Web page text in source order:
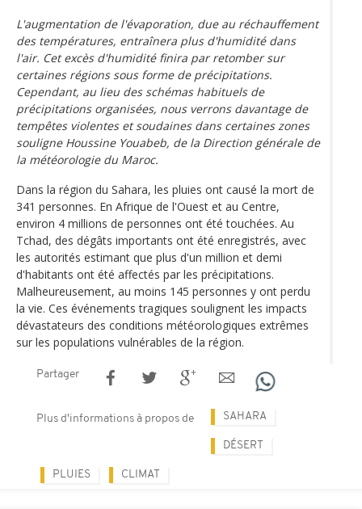
L'augmentation de l'évaporation, due au réchauffement
des températures, entraînera plus d'humidité dans
l'air. Cet excès d'humidité finira par retomber sur
certaines régions sous forme de précipitations.
Cependant, au lieu des schémas habituels de
précipitations organisées, nous verrons davantage de
tempêtes violentes et soudaines dans certaines zones
souligne Houssine Youabeb, de la Direction générale de
la météorologie du Maroc.
Dans la région du Sahara, les pluies ont causé la mort de
341 personnes. En Afrique de l'Ouest et au Centre,
environ 4 millions de personnes ont été touchées. Au
Tchad, des dégâts importants ont été enregistrés, avec
les autorités estimant que plus d'un million et demi
d'habitants ont été affectés par les précipitations.
Malheureusement, au moins 145 personnes y ont perdu
la vie. Ces événements tragiques soulignent les impacts
dévastateurs des conditions météorologiques extrêmes
sur les populations vulnérables de la région.
Partager
Plus d'informations à propos de SAHARA
DÉSERT
PLUIES CLIMAT